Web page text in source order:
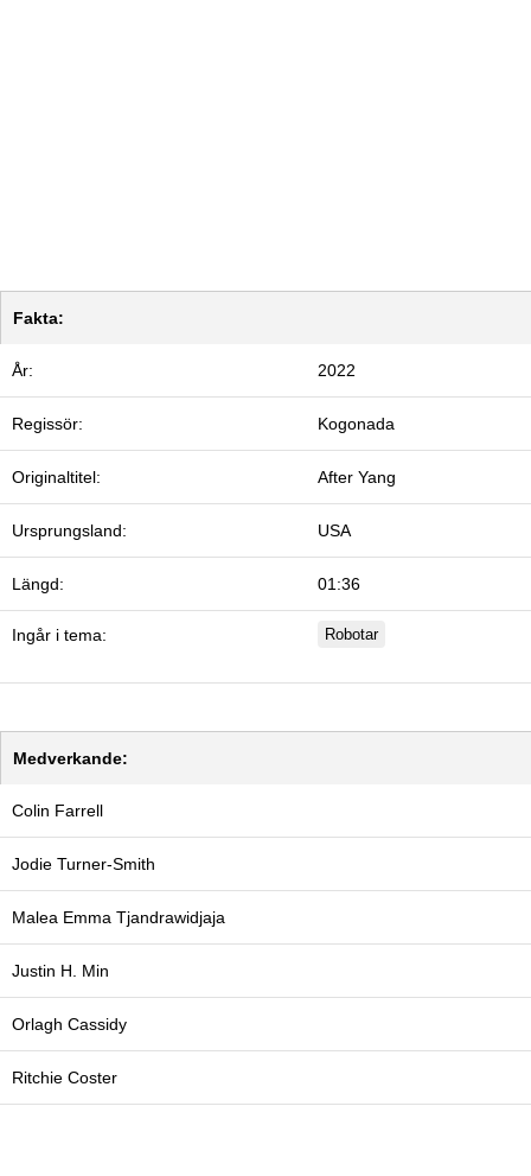
Fakta:
År: 2022
Regissör: Kogonada
Originaltitel: After Yang
Ursprungsland: USA
Längd: 01:36
Ingår i tema: Robotar
Medverkande:
Colin Farrell
Jodie Turner-Smith
Malea Emma Tjandrawidjaja
Justin H. Min
Orlagh Cassidy
Ritchie Coster